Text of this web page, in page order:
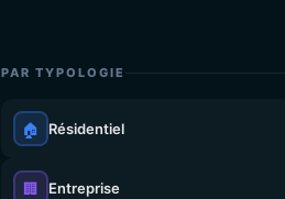
PAR TYPOLOGIE
🏠 Résidentiel
🏢 Entreprise